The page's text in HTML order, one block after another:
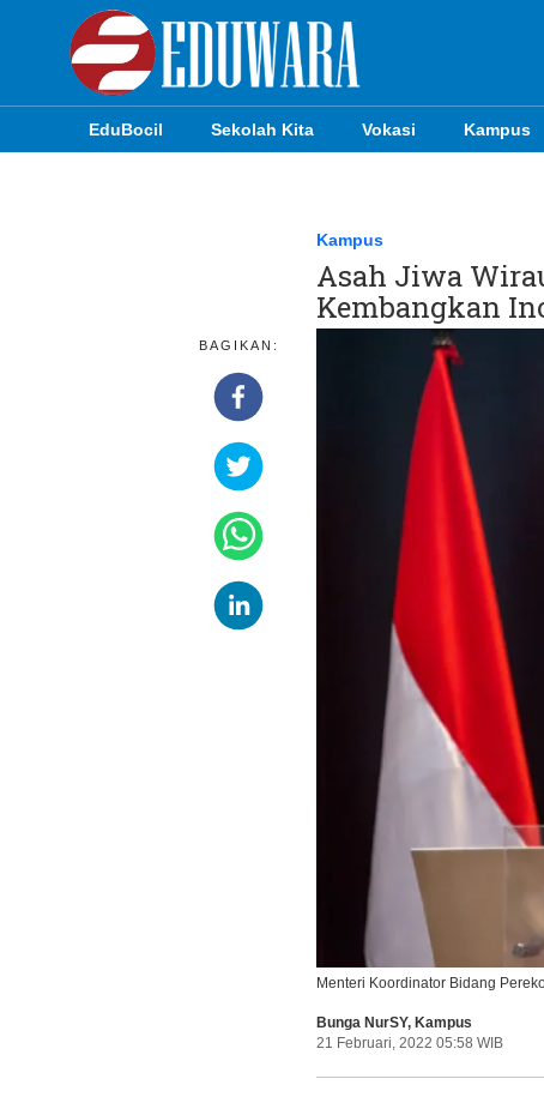
EduBocil Sekolah Kita Vokasi Kampus
Kampus
Asah Jiwa
Kembangkan
BAGIKAN:
Menteri Koordinator Bidang
Bunga NurSY, Kampus
21 Februari, 2022 05:58 WIB